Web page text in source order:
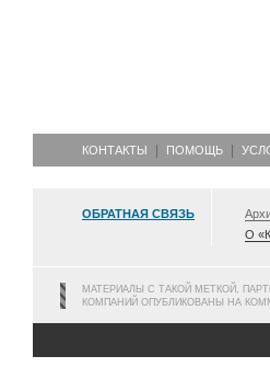
КОНТАКТЫ ПОМОЩЬ
ОБРАТНАЯ СВЯЗЬ
О
МАТЕРИАЛЫ С ТАКОЙ МЕТКОЙ,
КОМПАНИЙ ОПУБЛИКОВАНЫ НА